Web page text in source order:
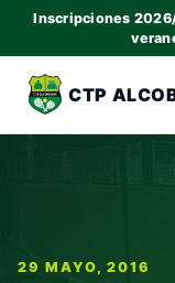
Inscripciones
CTP
29 MAYO, 2016